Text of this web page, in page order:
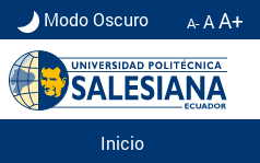
Modo Oscuro A-AA+
Inicio